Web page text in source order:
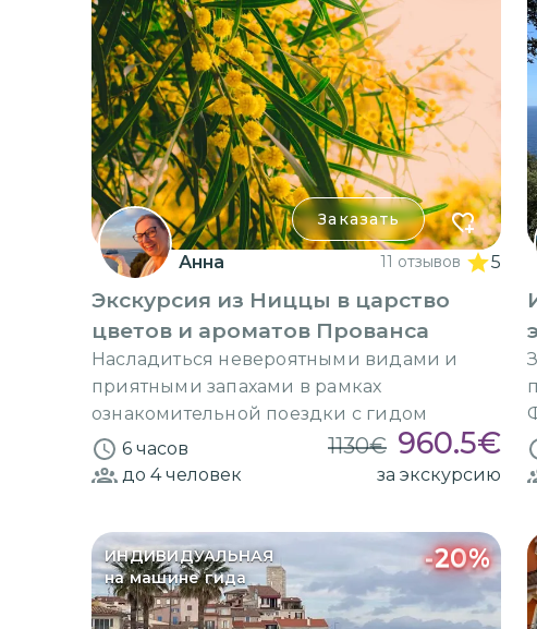
Заказать
Анна 11 отзывов 5
Экскурсия из Ниццы в царство
цветов и ароматов Прованса
Насладиться невероятными видами и
приятными запахами в рамках
ознакомительной поездки с гидом
6 часов
1130€ 960.5€
до 4человек за экскурсию
ИНДИВИДУАЛЬНАЯ
на машине гида
-20%